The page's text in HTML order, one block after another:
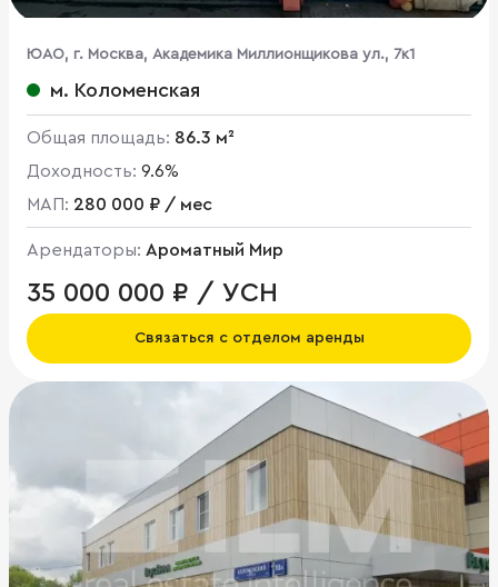
ЮАО, г. Москва, Академика Миллионщикова ул., 7к1
м. Коломенская
Общая площадь: 86.3 м²
Доходность: 9.6%
МАП: 280 000 ₽ / мес
Арендаторы: Ароматный Мир
35 000 000 ₽ / УСН
Связаться с отделом аренды